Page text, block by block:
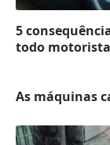
5
todo
As máquinas